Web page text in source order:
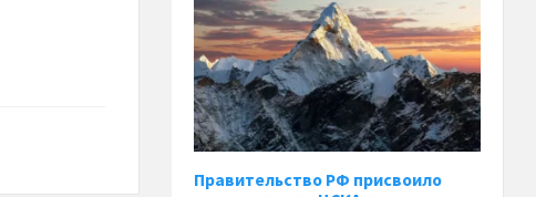
Правительство РФ присвоило